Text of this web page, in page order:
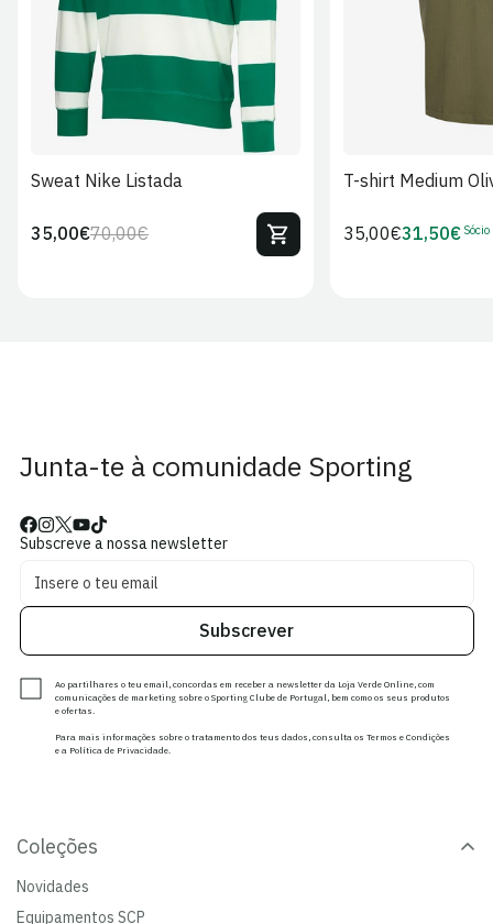
Sweat Nike Listada
Preço
70,00€Preço
35,00€
T-shirt Medium
Preço
35,00€Preço
31,50€ Sócio
Junta-te à comunidade Sporting
Subscreve a nossa newsletter
Subscrever
Ao partilhares o teu email, concordas em receber a newsletter da Loja Verde Online, com
comunicações de marketing sobre o Sporting Clube de Portugal, bem como os seus produtos
e ofertas.
Para mais informações sobre o tratamento dos teus dados, consulta os Termos e Condições
e a Política de Privacidade.
Coleções
Novidades
Equipamentos SCP